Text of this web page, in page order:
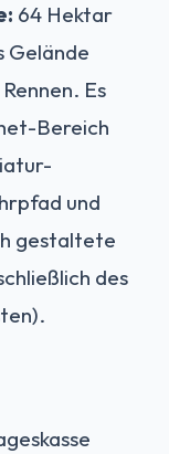
64 Hektar
Gelände
Es
Bereich
und
gestaltete
des